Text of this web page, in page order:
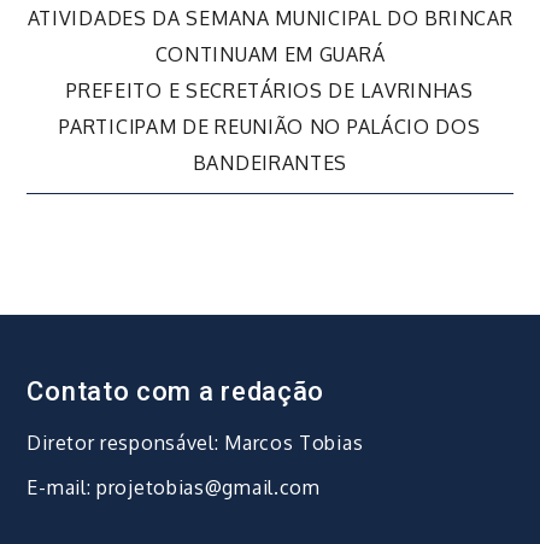
Navegação
de
ATIVIDADES DA SEMANA MUNICIPAL DO BRINCAR
CONTINUAM EM GUARÁ
PREFEITO E SECRETÁRIOS DE LAVRINHAS
PARTICIPAM DE REUNIÃO NO PALÁCIO DOS
BANDEIRANTES
Contato com a redação
Diretor responsável: Marcos Tobias
E-mail: projetobias@gmail.com